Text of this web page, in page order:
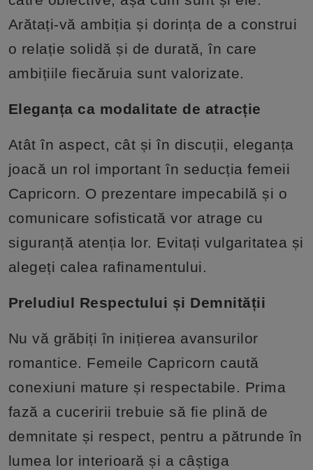
Arătați-vă ambiția și dorința de a construi
o relație solidă și de durată, în care
ambițiile fiecăruia sunt valorizate.
Eleganța ca modalitate de atracție
Atât în aspect, cât și în discuții, eleganța
joacă un rol important în seducția femeii
Capricorn. O prezentare impecabilă și o
comunicare sofisticată vor atrage cu
siguranță atenția lor. Evitați vulgaritatea și
alegeți calea rafinamentului.
Preludiul Respectului și Demnității
Nu vă grăbiți în inițierea avansurilor
romantice. Femeile Capricorn caută
conexiuni mature și respectabile. Prima
fază a cuceririi trebuie să fie plină de
demnitate și respect, pentru a pătrunde în
lumea lor interioară și a câștiga